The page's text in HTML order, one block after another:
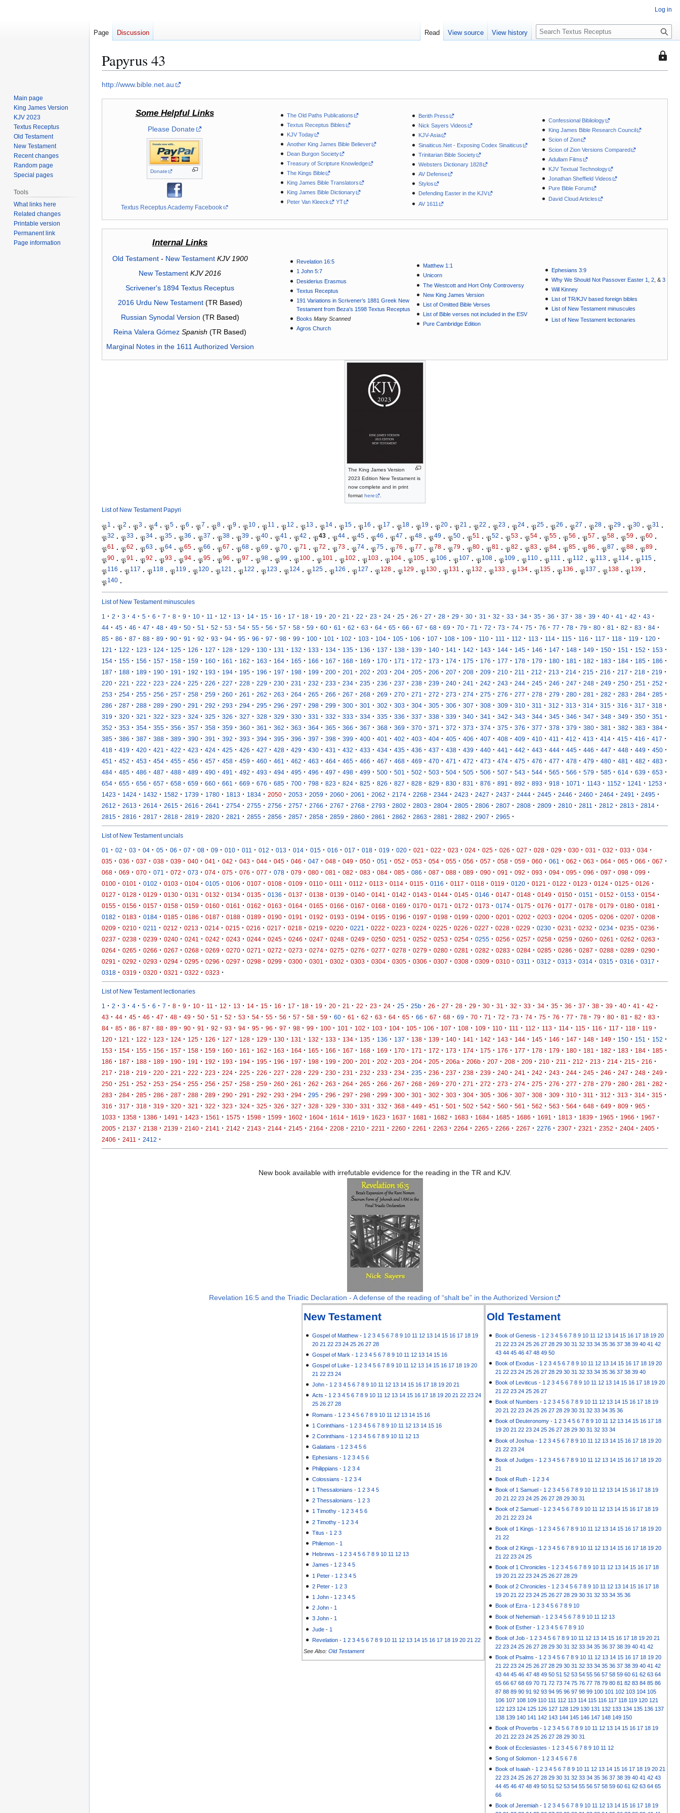
This
so
Papyrus 43
Jump
Jump
http://www.bible.net.au
Some Helpful Links
Please Donate
Donate
Textus Receptus Academy Facebook
The Old Paths Publications
Textus Receptus Bibles
KJV Today
Another King James Bible Believer
Dean Burgon Society
Treasury of Scripture Knowledge
The Kings Bible
King James Bible Translators
King James Bible Dictionary
Peter Van Kleeck
YT
Berith Press
Nick Sayers Videos
KJV-Asia
Sinaiticus.Net - Exposing Codex Sinaiticus
Trinitarian Bible Society
Websters Dictionary 1828
AV Defense
Stylos
Defending Easter in the KJV
AV 1611
Confessional Bibliology
King James Bible Research Council
Scion of Zion
Scion of Zion Versions Compared
Adullam Films
KJV Textual Technology
Jonathan Sheffield Videos
Pure Bible Forum
David Cloud Articles
Internal Links
Old Testament- New Testament KJV 1900
New Testament KJV 2016
Scrivener's 1894 Textus Receptus
2016 Urdu New Testament(TR Based)
Russian Synodal Version (TR Based)
Reina Valera Gómez Spanish (TR Based)
Marginal Notes in the 1611 Authorized Version
Revelation 16:5
1 John 5:7
Desiderius Erasmus
Textus Receptus
191 Variations in Scrivener’s 1881 Greek New
Testament from Beza's 1598 Textus Receptus
Books Many Scanned
Agros Church
Matthew 1:1
Unicorn
The Westcott and Hort Only Controversy
New King James Version
List of Omitted Bible Verses
List of Bible verses not included in the ESV
Pure Cambridge Edition
Ephesians 3:9
Why We Should Not Passover Easter 1
,2 , &3
Will Kinney
List of TR/KJV based foreign bibles
List of New Testament minuscules
List of New Testament lectionaries
The King James Version
2023 Edition New Testament is
now complete and in print
format here .
List of New Testament Papyri
𝔓1 · 𝔓2 · 𝔓3 · 𝔓4 · 𝔓5 · 𝔓6 · 𝔓7 · 𝔓8 · 𝔓9 · 𝔓10 · 𝔓11 · 𝔓12 · 𝔓13 · 𝔓14 · 𝔓15 · 𝔓16 · 𝔓17 · 𝔓18 · 𝔓19 · 𝔓20 · 𝔓21 · 𝔓22 · 𝔓23 · 𝔓24 · 𝔓25 · 𝔓26 · 𝔓27 · 𝔓28 · 𝔓29 · 𝔓30 · 𝔓31
·
𝔓32 · 𝔓33 · 𝔓34 · 𝔓35 · 𝔓36 · 𝔓37 · 𝔓38 · 𝔓39 · 𝔓40 · 𝔓41 · 𝔓42 · 𝔓43 · 𝔓44 · 𝔓45 · 𝔓46 · 𝔓47 · 𝔓48 · 𝔓49 · 𝔓50 · 𝔓51 · 𝔓52 · 𝔓53 · 𝔓54 · 𝔓55 · 𝔓56 · 𝔓57 · 𝔓58 · 𝔓59 · 𝔓60 ·
𝔓61 · 𝔓62 · 𝔓63 · 𝔓64 · 𝔓65 · 𝔓66 · 𝔓67 · 𝔓68 · 𝔓69 · 𝔓70 · 𝔓71 · 𝔓72 · 𝔓73 · 𝔓74 · 𝔓75 · 𝔓76 · 𝔓77 · 𝔓78 · 𝔓79 · 𝔓80 · 𝔓81 · 𝔓82 · 𝔓83 · 𝔓84 · 𝔓85 · 𝔓86 · 𝔓87 · 𝔓88 · 𝔓89 ·
𝔓90 · 𝔓91 · 𝔓92 · 𝔓93 · 𝔓94 · 𝔓95 · 𝔓96 · 𝔓97 · 𝔓98 · 𝔓99 · 𝔓100 · 𝔓101 · 𝔓102 · 𝔓103 · 𝔓104 · 𝔓105 · 𝔓106 · 𝔓107 · 𝔓108 · 𝔓109 · 𝔓110 · 𝔓111 · 𝔓112 · 𝔓113 · 𝔓114 · 𝔓115 ·
𝔓116 · 𝔓117 · 𝔓118 · 𝔓119 · 𝔓120 · 𝔓121 · 𝔓122 · 𝔓123 · 𝔓124 · 𝔓125 · 𝔓126 · 𝔓127 · 𝔓128 · 𝔓129 · 𝔓130 · 𝔓131 · 𝔓132 · 𝔓133 · 𝔓134 · 𝔓135 · 𝔓136 · 𝔓137 · 𝔓138 · 𝔓139 ·
𝔓140 ·
List of New Testament minuscules
1 · 2 · 3 · 4 · 5 · 6 · 7 · 8 · 9 · 10 · 11 · 12 · 13 · 14 · 15 · 16 · 17 · 18 · 19 · 20 · 21 · 22 · 23 · 24 · 25 · 26 · 27 · 28 · 29 · 30 · 31 · 32 · 33 · 34 · 35 · 36 · 37 · 38 · 39 · 40 · 41 · 42 · 43 ·
44 · 45 · 46 · 47 · 48 · 49 · 50 · 51 · 52 · 53 · 54 · 55 · 56 · 57 · 58 · 59 · 60 · 61 · 62 · 63 · 64 · 65 · 66 · 67 · 68 · 69 · 70 · 71 · 72 · 73 · 74 · 75 · 76 · 77 · 78 · 79 · 80 · 81 · 82 · 83 · 84 ·
85 · 86 · 87 · 88 · 89 · 90 · 91 · 92 · 93 · 94 · 95 · 96 · 97 · 98 · 99 · 100 · 101 · 102 · 103 · 104 · 105 · 106 · 107 · 108 · 109 · 110 · 111 · 112 · 113 · 114 · 115 · 116 · 117 · 118 · 119 · 120 ·
121 · 122 · 123 · 124 · 125 · 126 · 127 · 128 · 129 · 130 · 131 · 132 · 133 · 134 · 135 · 136 · 137 · 138 · 139 · 140 · 141 · 142 · 143 · 144 · 145 · 146 · 147 · 148 · 149 · 150 · 151 · 152 · 153 ·
154 · 155 · 156 · 157 · 158 · 159 · 160 · 161 · 162 · 163 · 164 · 165 · 166 · 167 · 168 · 169 · 170 · 171 · 172 · 173 · 174 · 175 · 176 · 177 · 178 · 179 · 180 · 181 · 182 · 183 · 184 · 185 · 186 ·
187 · 188 · 189 · 190 · 191 · 192 · 193 · 194 · 195 · 196 · 197 · 198 · 199 · 200 · 201 · 202 · 203 · 204 · 205 · 206 · 207 · 208 · 209 · 210 · 211 · 212 · 213 · 214 · 215 · 216 · 217 · 218 · 219 ·
220 · 221 · 222 · 223 · 224 · 225 · 226 · 227 · 228 · 229 · 230 · 231 · 232 · 233 · 234 · 235 · 236 · 237 · 238 · 239 · 240 · 241 · 242 · 243 · 244 · 245 · 246 · 247 · 248 · 249 · 250 · 251 · 252 ·
253 · 254 · 255 · 256 · 257 · 258 · 259 · 260 · 261 · 262 · 263 · 264 · 265 · 266 · 267 · 268 · 269 · 270 · 271 · 272 · 273 · 274 · 275 · 276 · 277 · 278 · 279 · 280 · 281 · 282 · 283 · 284 · 285 ·
286 · 287 · 288 · 289 · 290 · 291 · 292 · 293 · 294 · 295 · 296 · 297 · 298 · 299 · 300 · 301 · 302 · 303 · 304 · 305 · 306 · 307 · 308 · 309 · 310 · 311 · 312 · 313 · 314 · 315 · 316 · 317 · 318 ·
319 · 320 · 321 · 322 · 323 · 324 · 325 · 326 · 327 · 328 · 329 · 330 · 331 · 332 · 333 · 334 · 335 · 336 · 337 · 338 · 339 · 340 · 341 · 342 · 343 · 344 · 345 · 346 · 347 · 348 · 349 · 350 · 351 ·
352 · 353 · 354 · 355 · 356 · 357 · 358 · 359 · 360 · 361 · 362 · 363 · 364 · 365 · 366 · 367 · 368 · 369 · 370 · 371 · 372 · 373 · 374 · 375 · 376 · 377 · 378 · 379 · 380 · 381 · 382 · 383 · 384 ·
385 · 386 · 387 · 388 · 389 · 390 · 391 · 392 · 393 · 394 · 395 · 396 · 397 · 398 · 399 · 400 · 401 · 402 · 403 · 404 · 405 · 406 · 407 · 408 · 409 · 410 · 411 · 412 · 413 · 414 · 415 · 416 · 417 ·
418 · 419 · 420 · 421 · 422 · 423 · 424 · 425 · 426 · 427 · 428 · 429 · 430 · 431 · 432 · 433 · 434 · 435 · 436 · 437 · 438 · 439 · 440 · 441 · 442 · 443 · 444 · 445 · 446 · 447 · 448 · 449 · 450 ·
451 · 452 · 453 · 454 · 455 · 456 · 457 · 458 · 459 · 460 · 461 · 462 · 463 · 464 · 465 · 466 · 467 · 468 · 469 · 470 · 471 · 472 · 473 · 474 · 475 · 476 · 477 · 478 · 479 · 480 · 481 · 482 · 483 ·
484 · 485 · 486 · 487 · 488 · 489 · 490 · 491 · 492 · 493 · 494 · 495 · 496 · 497 · 498 · 499 · 500 · 501 · 502 · 503 · 504 · 505 · 506 · 507 · 543 · 544 · 565 · 566 · 579 · 585 · 614 · 639 · 653 ·
654 · 655 · 656 · 657 · 658 · 659 · 660 · 661 · 669 · 676 · 685 · 700 · 798 · 823 · 824 · 825 · 826 · 827 · 828 · 829 · 830 · 831 · 876 · 891 · 892 · 893 · 918 · 1071 · 1143 · 1152 · 1241 · 1253 ·
1423 · 1424 · 1432 · 1582 · 1739 · 1780 · 1813 · 1834 · 2050 · 2053 · 2059 · 2060 · 2061 · 2062 · 2174 · 2268 · 2344 · 2423 · 2427 · 2437 · 2444 · 2445 · 2446 · 2460 · 2464 · 2491 · 2495 ·
2612 · 2613 · 2614 · 2615 · 2616 · 2641 · 2754 · 2755 · 2756 · 2757 · 2766 · 2767 · 2768 · 2793 · 2802 · 2803 · 2804 · 2805 · 2806 · 2807 · 2808 · 2809 · 2810 · 2811 · 2812 · 2813 · 2814 ·
2815 · 2816 · 2817 · 2818 · 2819 · 2820 · 2821 · 2855 · 2856 · 2857 · 2858 · 2859 · 2860 · 2861 · 2862 · 2863 · 2881 · 2882 · 2907 · 2965 ·
List of New Testament uncials
01 · 02 · 03 · 04 · 05 · 06 · 07 · 08 · 09 · 010 · 011 · 012 · 013 · 014 · 015 · 016 · 017 · 018 · 019 · 020 · 021 · 022 · 023 · 024 · 025 · 026 · 027 · 028 · 029 · 030 · 031 · 032 · 033 · 034 ·
035 · 036 · 037 · 038 · 039 · 040 · 041 · 042 · 043 · 044 · 045 · 046 · 047 · 048 · 049 · 050 · 051 · 052 · 053 · 054 · 055 · 056 · 057 · 058 · 059 · 060 · 061 · 062 · 063 · 064 · 065 · 066 · 067 ·
068 · 069 · 070 · 071 · 072 · 073 · 074 · 075 · 076 · 077 · 078 · 079 · 080 · 081 · 082 · 083 · 084 · 085 · 086 · 087 · 088 · 089 · 090 · 091 · 092 · 093 · 094 · 095 · 096 · 097 · 098 · 099 ·
0100 · 0101 · 0102 · 0103 · 0104 · 0105 · 0106 · 0107 · 0108 · 0109 · 0110 · 0111 · 0112 · 0113 · 0114 · 0115 · 0116 · 0117 · 0118 · 0119 · 0120 · 0121 · 0122 · 0123 · 0124 · 0125 · 0126 ·
0127 · 0128 · 0129 · 0130 · 0131 · 0132 · 0134 · 0135 · 0136 · 0137 · 0138 · 0139 · 0140 · 0141 · 0142 · 0143 · 0144 · 0145 · 0146 · 0147 · 0148 · 0149 · 0150 · 0151 · 0152 · 0153 · 0154 ·
0155 · 0156 · 0157 · 0158 · 0159 · 0160 · 0161 · 0162 · 0163 · 0164 · 0165 · 0166 · 0167 · 0168 · 0169 · 0170 · 0171 · 0172 · 0173 · 0174 · 0175 · 0176 · 0177 · 0178 · 0179 · 0180 · 0181 ·
0182 · 0183 · 0184 · 0185 · 0186 · 0187 · 0188 · 0189 · 0190 · 0191 · 0192 · 0193 · 0194 · 0195 · 0196 · 0197 · 0198 · 0199 · 0200 · 0201 · 0202 · 0203 · 0204 · 0205 · 0206 · 0207 · 0208 ·
0209 · 0210 · 0211 · 0212 · 0213 · 0214 · 0215 · 0216 · 0217 · 0218 · 0219 · 0220 · 0221 · 0222 · 0223 · 0224 · 0225 · 0226 · 0227 · 0228 · 0229 · 0230 · 0231 · 0232 · 0234 · 0235 · 0236 ·
0237 · 0238 · 0239 · 0240 · 0241 · 0242 · 0243 · 0244 · 0245 · 0246 · 0247 · 0248 · 0249 · 0250 · 0251 · 0252 · 0253 · 0254 · 0255 · 0256 · 0257 · 0258 · 0259 · 0260 · 0261 · 0262 · 0263 ·
0264 · 0265 · 0266 · 0267 · 0268 · 0269 · 0270 · 0271 · 0272 · 0273 · 0274 · 0275 · 0276 · 0277 · 0278 · 0279 · 0280 · 0281 · 0282 · 0283 · 0284 · 0285 · 0286 · 0287 · 0288 · 0289 · 0290 ·
0291 · 0292 · 0293 · 0294 · 0295 · 0296 · 0297 · 0298 · 0299 · 0300 · 0301 · 0302 · 0303 · 0304 · 0305 · 0306 · 0307 · 0308 · 0309 · 0310 · 0311 · 0312 · 0313 · 0314 · 0315 · 0316 · 0317 ·
0318 · 0319 · 0320 · 0321 · 0322 · 0323 ·
List of New Testament lectionaries
1 · 2 · 3 · 4 · 5 · 6 · 7 · 8 · 9 · 10 · 11 · 12 · 13 · 14 · 15 · 16 · 17 · 18 · 19 · 20 · 21 · 22 · 23 · 24 · 25 · 25b · 26 · 27 · 28 · 29 · 30 · 31 · 32 · 33 · 34 · 35 · 36 · 37 · 38 · 39 · 40 · 41 · 42 ·
43 · 44 · 45 · 46 · 47 · 48 · 49 · 50 · 51 · 52 · 53 · 54 · 55 · 56 · 57 · 58 · 59 · 60 · 61 · 62 · 63 · 64 · 65 · 66 · 67 · 68 · 69 · 70 · 71 · 72 · 73 · 74 · 75 · 76 · 77 · 78 · 79 · 80 · 81 · 82 · 83 ·
84 · 85 · 86 · 87 · 88 · 89 · 90 · 91 · 92 · 93 · 94 · 95 · 96 · 97 · 98 · 99 · 100 · 101 · 102 · 103 · 104 · 105 · 106 · 107 · 108 · 109 · 110 · 111 · 112 · 113 · 114 · 115 · 116 · 117 · 118 · 119 ·
120 · 121 · 122 · 123 · 124 · 125 · 126 · 127 · 128 · 129 · 130 · 131 · 132 · 133 · 134 · 135 · 136 · 137 · 138 · 139 · 140 · 141 · 142 · 143 · 144 · 145 · 146 · 147 · 148 · 149 · 150 · 151 · 152 ·
153 · 154 · 155 · 156 · 157 · 158 · 159 · 160 · 161 · 162 · 163 · 164 · 165 · 166 · 167 · 168 · 169 · 170 · 171 · 172 · 173 · 174 · 175 · 176 · 177 · 178 · 179 · 180 · 181 · 182 · 183 · 184 · 185 ·
186 · 187 · 188 · 189 · 190 · 191 · 192 · 193 · 194 · 195 · 196 · 197 · 198 · 199 · 200 · 201 · 202 · 203 · 204 · 205 · 206a · 206b · 207 · 208 · 209 · 210 · 211 · 212 · 213 · 214 · 215 · 216 ·
217 · 218 · 219 · 220 · 221 · 222 · 223 · 224 · 225 · 226 · 227 · 228 · 229 · 230 · 231 · 232 · 233 · 234 · 235 · 236 · 237 · 238 · 239 · 240 · 241 · 242 · 243 · 244 · 245 · 246 · 247 · 248 · 249 ·
250 · 251 · 252 · 253 · 254 · 255 · 256 · 257 · 258 · 259 · 260 · 261 · 262 · 263 · 264 · 265 · 266 · 267 · 268 · 269 · 270 · 271 · 272 · 273 · 274 · 275 · 276 · 277 · 278 · 279 · 280 · 281 · 282 ·
283 · 284 · 285 · 286 · 287 · 288 · 289 · 290 · 291 · 292 · 293 · 294 · 295 · 296 · 297 · 298 · 299 · 300 · 301 · 302 · 303 · 304 · 305 · 306 · 307 · 308 · 309 · 310 · 311 · 312 · 313 · 314 · 315 ·
316 · 317 · 318 · 319 · 320 · 321 · 322 · 323 · 324 · 325 · 326 · 327 · 328 · 329 · 330 · 331 · 332 · 368 · 449 · 451 · 501 · 502 · 542 · 560 · 561 · 562 · 563 · 564 · 648 · 649 · 809 · 965 ·
1033 · 1358 · 1386 · 1491 · 1423 · 1561 · 1575 · 1598 · 1599 · 1602 · 1604 · 1614 · 1619 · 1623 · 1637 · 1681 · 1682 · 1683 · 1684 · 1685 · 1686 · 1691 · 1813 · 1839 · 1965 · 1966 · 1967 ·
2005 · 2137 · 2138 · 2139 · 2140 · 2141 · 2142 · 2143 · 2144 · 2145 · 2164 · 2208 · 2210 · 2211 · 2260 · 2261 · 2263 · 2264 · 2265 · 2266 · 2267 · 2276 · 2307 · 2321 · 2352 · 2404 · 2405 ·
2406 · 2411 · 2412 ·
New book available with irrefutable evidence for the reading in the TR and KJV.
Revelation 16:5 and the Triadic Declaration - A defense of the reading of “shalt be” in the Authorized Version
Old Testament
Book of Genesis - 1 2 3 4 5 6 7 8 9 10 11 12 13 14 15 16 17 18 19 20
21 22 23 24 25 26 27 28 29 30 31 32 33 34 35 36 37 38 39 40 41 42
43 44 45 46 47 48 49 50
Book of Exodus - 1 2 3 4 5 6 7 8 9 10 11 12 13 14 15 16 17 18 19 20
21 22 23 24 25 26 27 28 29 30 31 32 33 34 35 36 37 38 39 40
Book of Leviticus - 1 2 3 4 5 6 7 8 9 10 11 12 13 14 15 16 17 18 19 20
21 22 23 24 25 26 27
Book of Numbers - 1 2 3 4 5 6 7 8 9 10 11 12 13 14 15 16 17 18 19
20 21 22 23 24 25 26 27 28 29 30 31 32 33 34 35 36
Book of Deuteronomy -1 2 3 4 5 6 7 8 9 10 11 12 13 14 15 16 17 18
19 20 21 22 23 24 25 26 27 28 29 30 31 32 33 34
Book of Joshua - 1 2 3 4 5 6 7 8 9 10 11 12 13 14 15 16 17 18 19 20
21 22 23 24
Book of Judges - 1 2 3 4 5 6 7 8 9 10 11 12 13 14 15 16 17 18 19 20
21
Book of Ruth - 1 2 3 4
Book of 1 Samuel - 1 2 3 4 5 6 7 8 9 10 11 12 13 14 15 16 17 18 19
20 21 22 23 24 25 26 27 28 29 30 31
Book of 2 Samuel -1 2 3 4 5 6 7 8 9 10 11 12 13 14 15 16 17 18 19
20 21 22 23 24
Book of 1 Kings - 1 2 3 4 5 6 7 8 9 10 11 12 13 14 15 16 17 18 19 20
21 22
Book of 2 Kings - 1 2 3 4 5 6 7 8 9 10 11 12 13 14 15 16 17 18 19 20
21 22 23 24 25
Book of 1 Chronicles - 1 2 3 4 5 6 7 8 9 10 11 12 13 14 15 16 17 18
19 20 21 22 23 24 25 26 27 28 29
Book of 2 Chronicles - 1 2 3 4 5 6 7 8 9 10 11 12 13 14 15 16 17 18
19 20 21 22 23 24 25 26 27 28 29 30 31 32 33 34 35 36
Book of Ezra -1 2 3 4 5 6 7 8 9 10
Book of Nehemiah - 1 2 3 4 5 6 7 8 9 10 11 12 13
Book of Esther - 1 2 3 4 5 6 7 8 9 10
Book of Job - 1 2 3 4 5 6 7 8 9 10 11 12 13 14 15 16 17 18 19 20 21
22 23 24 25 26 27 28 29 30 31 32 33 34 35 36 37 38 39 40 41 42
Book of Psalms - 1 2 3 4 5 6 7 8 9 10 11 12 13 14 15 16 17 18 19 20
21 22 23 24 25 26 27 28 29 30 31 32 33 34 35 36 37 38 39 40 41 42
43 44 45 46 47 48 49 50 51 52 53 54 55 56 57 58 59 60 61 62 63 64
65 66 67 68 69 70 71 72 73 74 75 76 77 78 79 80 81 82 83 84 85 86
87 88 89 90 91 92 93 94 95 96 97 98 99 100 101 102 103 104 105
106 107 108 109 110 111 112 113 114 115 116 117 118 119 120 121
122 123 124 125 126 127 128 129 130 131 132 133 134 135 136 137
138 139 140 141 142 143 144 145 146 147 148 149 150
Book of Proverbs -1 2 3 4 5 6 7 8 9 10 11 12 13 14 15 16 17 18 19
20 21 22 23 24 25 26 27 28 29 30 31
Book of Ecclesiastes - 1 2 3 4 5 6 7 8 9 10 11 12
Song of Solomon - 1 2 3 4 5 6 7 8
Book of Isaiah - 1 2 3 4 5 6 7 8 9 10 11 12 13 14 15 16 17 18 19 20 21
22 23 24 25 26 27 28 29 30 31 32 33 34 35 36 37 38 39 40 41 42 43
44 45 46 47 48 49 50 51 52 53 54 55 56 57 58 59 60 61 62 63 64 65
66
Book of Jeremiah - 1 2 3 4 5 6 7 8 9 10 11 12 13 14 15 16 17 18 19
New Testament
Gospel of Matthew - 1 2 3 4 5 6 7 8 9 10 11 12 13 14 15 16 17 18 19
20 21 22 23 24 25 26 27 28
Gospel of Mark - 1 2 3 4 5 6 7 8 9 10 11 12 13 14 15 16
Gospel of Luke - 1 2 3 4 5 6 7 8 9 10 11 12 13 14 15 16 17 18 19 20
21 22 23 24
John - 1 2 3 4 5 6 7 8 9 10 11 12 13 14 15 16 17 18 19 20 21
Acts -1 2 3 4 5 6 7 8 9 10 11 12 13 14 15 16 17 18 19 20 21 22 23 24
25 26 27 28
Romans - 1 2 3 4 5 6 7 8 9 10 11 12 13 14 15 16
1 Corinthians - 1 2 3 4 5 6 7 8 9 10 11 12 13 14 15 16
2 Corinthians - 1 2 3 4 5 6 7 8 9 10 11 12 13
Galatians - 1 2 3 4 5 6
Ephesians -1 2 3 4 5 6
Philippians - 1 2 3 4
Colossians - 1 2 3 4
1 Thessalonians - 1 2 3 4 5
2 Thessalonians - 1 2 3
1 Timothy -1 2 3 4 5 6
2 Timothy - 1 2 3 4
Titus - 1 2 3
Philemon - 1
Hebrews - 1 2 3 4 5 6 7 8 9 10 11 12 13
James -1 2 3 4 5
1 Peter - 1 2 3 4 5
2 Peter - 1 2 3
1 John - 1 2 3 4 5
2 John - 1
3 John -1
Jude - 1
Revelation - 1 2 3 4 5 6 7 8 9 10 11 12 13 14 15 16 17 18 19 20 21 22
See Also: Old Testament
Log in
Page Discussion Read View source View history
S
e
c
Main page
King James Version
KJV 2023
Textus Receptus
Old Testament
New Testament
Recent changes
Random page
Special pages
Tools
What links here
Related changes
Printable version
Permanent link
Page information